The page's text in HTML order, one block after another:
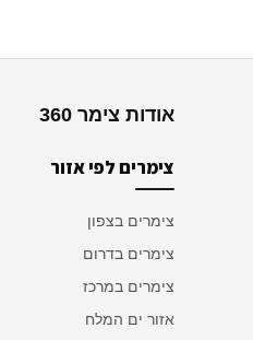
אודות צימר 360
צימרים לפי אזור
צימרים בצפון
צימרים בדרום
צימרים במרכז
אזור ים המלח